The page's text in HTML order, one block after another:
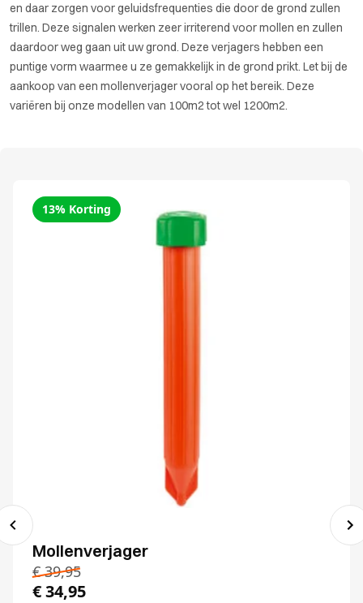
en daar zorgen voor geluidsfrequenties die door de grond zullen
trillen. Deze signalen werken zeer irriterend voor mollen en zullen
daardoor weg gaan uit uw grond. Deze verjagers hebben een
puntige vorm waarmee u ze gemakkelijk in de grond prikt. Let bij de
aankoop van een mollenverjager vooral op het bereik. Deze
variëren bij onze modellen van 100m2 tot wel 1200m2.
13% Korting
Mollenverjager
€39,95
€34,95